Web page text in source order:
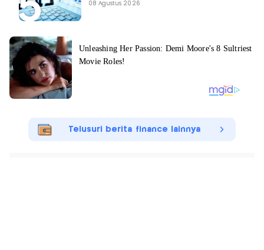
08 Agustus 2026
Telusuri berita finance lainnya